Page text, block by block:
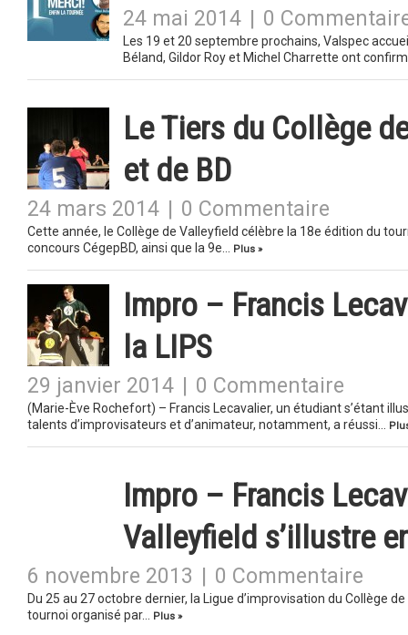
24 mai 2014 0
Les 19 et 20 septembre prochains, Valspec
Béland, Gildor Roy et Michel Charrette ont
Le Tiers du Collège
et de BD
24 mars 2014 0 Commentaire
Cette année, le Collège de Valleyfield célèbre la 18e édition du
concours CégepBD, ainsi que la 9e…
Plus »
Impro – Francis
la LIPS
29 janvier 2014 0 Commentaire
(Marie-Ève Rochefort) – Francis Lecavalier, un étudiant s’étant
talents d’improvisateurs et d’animateur, notamment, a réussi…
Impro – Francis
Valleyfield s’illustre
6 novembre 2013 0 Commentaire
Du 25 au 27 octobre dernier, la Ligue d’improvisation du Collège
tournoi organisé par…
Plus »